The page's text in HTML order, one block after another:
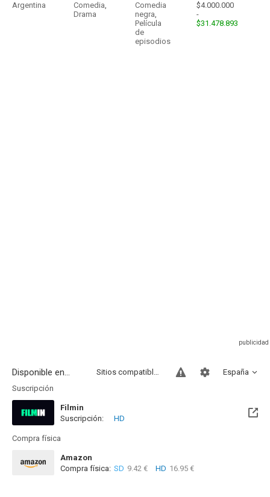
Argentina Comedia,
Drama
Comedia
negra,
Película
de
episodios
$4.000.000
-
$31.478.893
Disponible en... España
Sitios compatibles
Suscripción
Filmin
Disponible hasta el Jue, 31 Dic 2026 (Quedan 4 meses)
Suscripción: HD
Compra física
Amazon
Compra física: SD 9.42 € HD 16.95 €